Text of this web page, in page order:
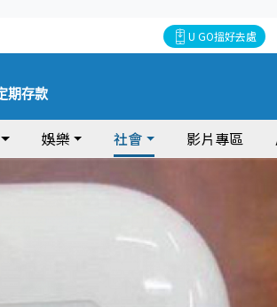
U GO搵好去處
期存款
娛樂 社會 影片專區